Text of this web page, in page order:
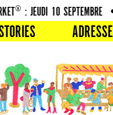
: JEUDI 10 SEPTEMBRE •